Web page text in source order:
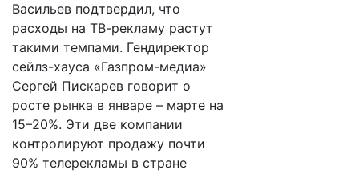
Васильев подтвердил, что
расходы на ТВ-рекламу растут
такими темпами. Гендиректор
сейлз-хауса «Газпром-медиа»
Сергей Пискарев говорит о
росте рынка в январе – марте на
15–20%. Эти две компании
контролируют продажу почти
90% телерекламы в стране